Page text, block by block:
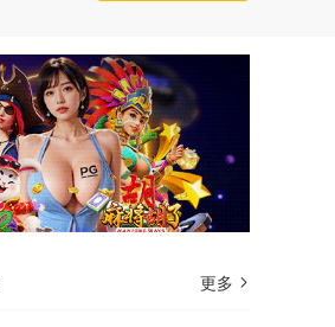
更多 